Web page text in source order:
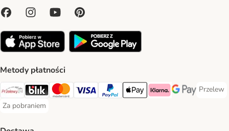
Metody płatności
Przelewy24 Payment Method
Blik Payment Method
MasterCard Payment Method
Visa Payment Method
PayPal Payment Method
Apple Pay Payment Method
Klarna Payment Method
Google Pay
Przelew
Przelew
Za pobraniem
Za pobraniem Payment Method